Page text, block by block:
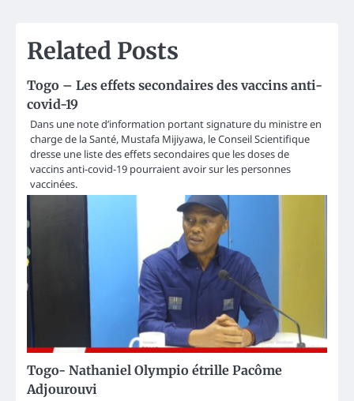
Related Posts
Togo – Les effets secondaires des vaccins anti-
covid-19
Dans une note d’information portant signature du ministre en
charge de la Santé, Mustafa Mijiyawa, le Conseil Scientifique
dresse une liste des effets secondaires que les doses de
vaccins anti-covid-19 pourraient avoir sur les personnes
vaccinées.
Togo- Nathaniel Olympio étrille Pacôme
Adjourouvi